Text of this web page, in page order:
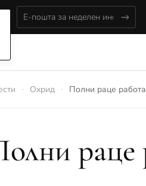
Охрид Полни раце
раце